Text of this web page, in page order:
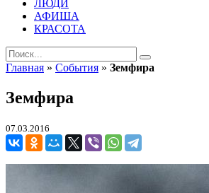
ЛЮДИ
АФИША
КРАСОТА
Главная » События » Земфира
Земфира
07.03.2016